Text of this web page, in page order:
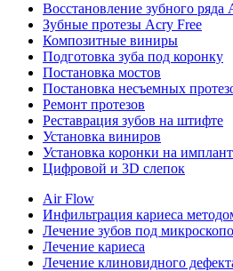
Восстановление зубного ряда
Зубные протезы Acry Free
Композитные виниры
Подготовка зуба под коронку
Постановка мостов
Постановка несъемных
Ремонт протезов
Реставрация зубов на штифте
Установка виниров
Установка коронки на
Цифровой и 3D слепок
Air Flow
Инфильтрация кариеса
Лечение зубов под
Лечение кариеса
Лечение клиновидного